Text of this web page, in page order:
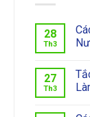
28
Th3
27
Th3